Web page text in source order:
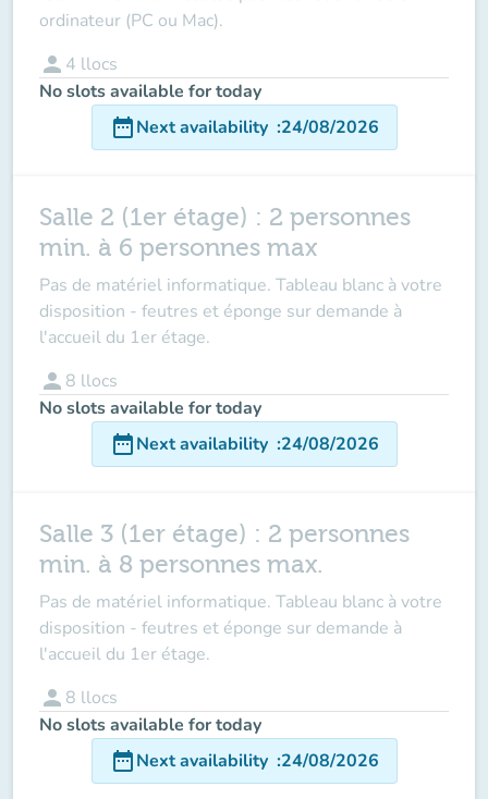
ordinateur (PC ou Mac).
person 4 llocs
No slots available for today
date_rangeNext availability :24/08/2026
Salle 2 (1er étage) : 2 personnes
min. à 6 personnes max
Pas de matériel informatique. Tableau blanc à votre
disposition - feutres et éponge sur demande à
l'accueil du 1er étage.
person 8 llocs
No slots available for today
date_rangeNext availability :24/08/2026
Salle 3 (1er étage) : 2 personnes
min. à 8 personnes max.
Pas de matériel informatique. Tableau blanc à votre
disposition - feutres et éponge sur demande à
l'accueil du 1er étage.
person 8 llocs
No slots available for today
date_rangeNext availability :24/08/2026